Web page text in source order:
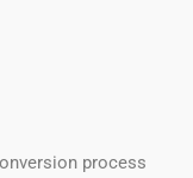
process